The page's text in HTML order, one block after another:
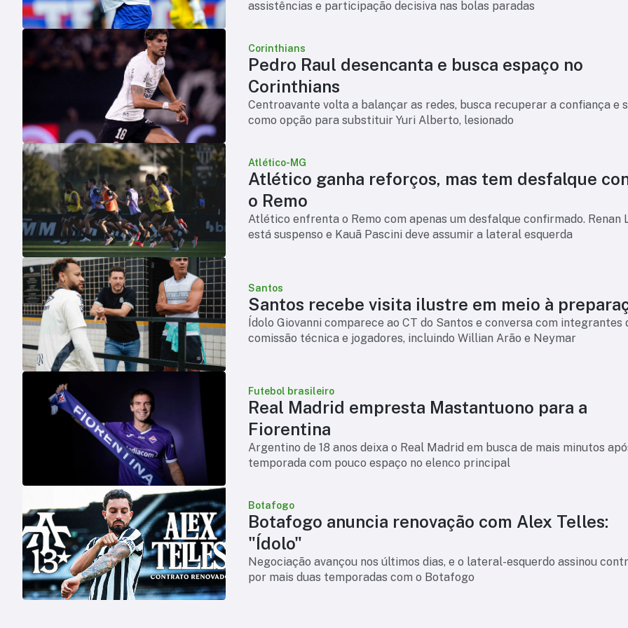
assistências e participação decisiva nas bolas paradas
Corinthians
Pedro Raul desencanta e busca espaço no
Corinthians
Centroavante volta a balançar as redes, busca recuperar a confiança e
como opção para substituir Yuri Alberto, lesionado
Atlético-MG
Atlético ganha reforços, mas tem desfalque
o Remo
Atlético enfrenta o Remo com apenas um desfalque confirmado. Renan
está suspenso e Kauã Pascini deve assumir a lateral esquerda
Santos
Santos recebe visita ilustre em meio à
Ídolo Giovanni comparece ao CT do Santos e conversa com integrantes
comissão técnica e jogadores, incluindo Willian Arão e Neymar
Futebol brasileiro
Real Madrid empresta Mastantuono para a
Fiorentina
Argentino de 18 anos deixa o Real Madrid em busca de mais minutos
temporada com pouco espaço no elenco principal
Botafogo
Botafogo anuncia renovação com Alex Telles:
"Ídolo"
Negociação avançou nos últimos dias, e o lateral-esquerdo assinou
por mais duas temporadas com o Botafogo